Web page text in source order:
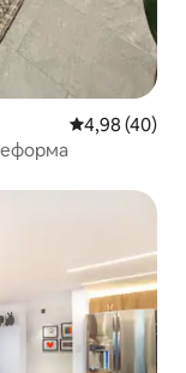
Средна
4,98 (40)